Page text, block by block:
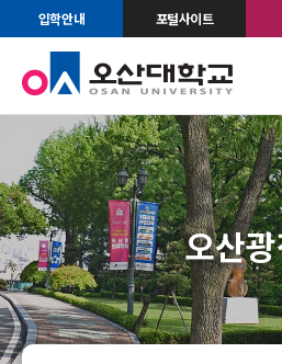
입학안내 포털사이트
오산